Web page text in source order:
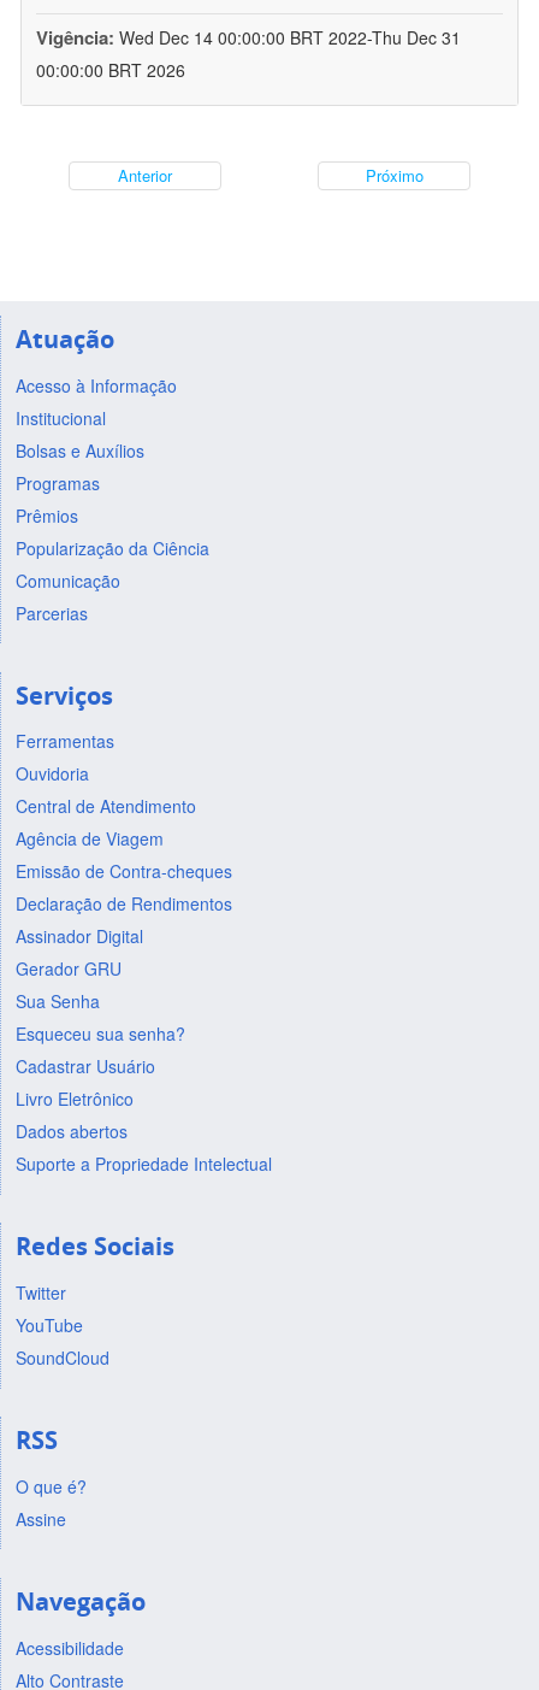
Vigência: Wed Dec 14 00:00:00 BRT 2022-Thu Dec 31
00:00:00 BRT 2026
Anterior Próximo
Atuação
Acesso à Informação
Institucional
Bolsas e Auxílios
Programas
Prêmios
Popularização da Ciência
Comunicação
Parcerias
Serviços
Ferramentas
Ouvidoria
Central de Atendimento
Agência de Viagem
Emissão de Contra-cheques
Declaração de Rendimentos
Assinador Digital
Gerador GRU
Sua Senha
Esqueceu sua senha?
Cadastrar Usuário
Livro Eletrônico
Dados abertos
Suporte a Propriedade Intelectual
Redes Sociais
Twitter
YouTube
SoundCloud
RSS
O que é?
Assine
Navegação
Acessibilidade
Alto Contraste